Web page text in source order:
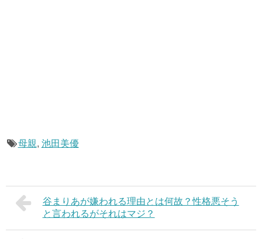
母親, 池田美優
谷まりあが嫌われる理由とは何故？性格悪そう
と言われるがそれはマジ？